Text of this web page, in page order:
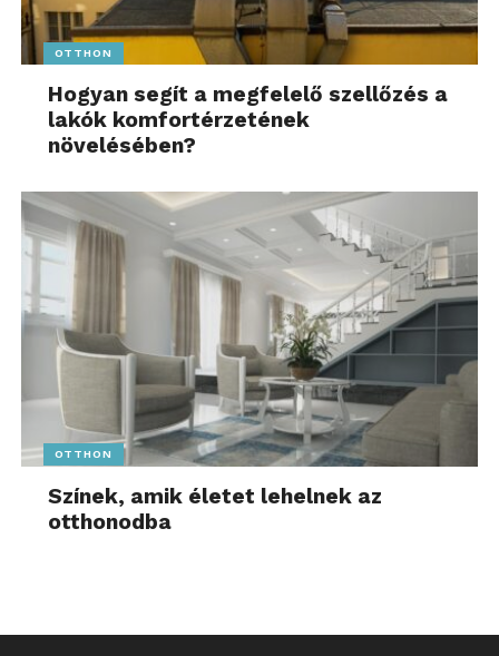
OTTHON
Hogyan segít a megfelelő szellőzés a
lakók komfortérzetének
növelésében?
OTTHON
Színek, amik életet lehelnek az
otthonodba